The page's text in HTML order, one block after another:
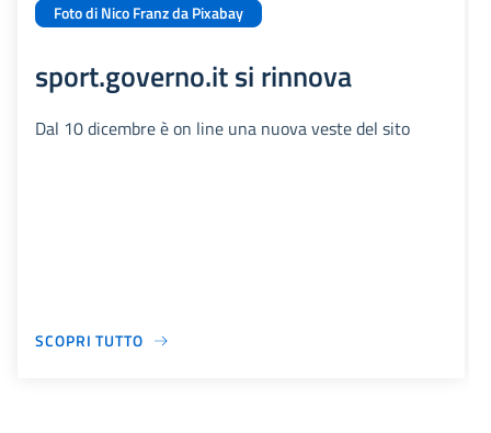
Foto di Nico Franz da Pixabay
sport.governo.it si rinnova
Dal 10 dicembre è on line una nuova veste del sito
SCOPRI TUTTO